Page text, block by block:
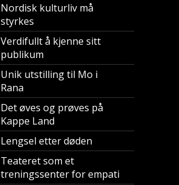
Nordisk kulturliv må
styrkes
Verdifullt å kjenne sitt
publikum
Unik utstilling til Mo i
Rana
Det øves og prøves på
Kappe Land
Lengsel etter døden
Teateret som et
treningssenter for empati